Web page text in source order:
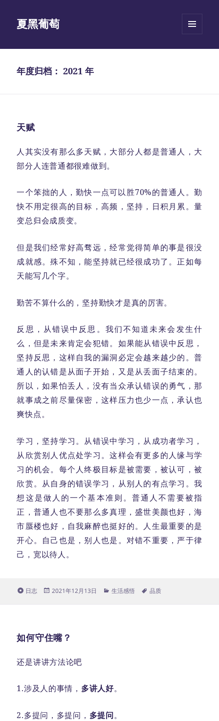
夏黑葡萄
挂件
年度归档：2021 年
天赋
人其实没有那么多天赋，大部分人都是普通人，大
部分人连普通都很难做到。
一个笨拙的人，勤快一点可以胜70%的普通人。勤
快不用定很高的目标，高频，坚持，日积月累。量
变总归会成质变。
但是我们经常好高骛远，经常觉得简单的事是很没
成就感。殊不知，能坚持就已经很成功了。正如每
天能写几个字。
勤苦不算什么的，坚持勤快才是真的厉害。
反思，从错误中反思。我们不知道未来会发生什
么，但是未来肯定会犯错。如果能从错误中反思，
坚持反思，这样自我的漏洞必定会越来越少的。普
通人的认错是从面子开始，又是从丢面子结束的。
所以，如果怕丢人，没有当众承认错误的勇气，那
就事成之前尽量保密，这样压力也少一点，承认也
爽快点。
学习，坚持学习。从错误中学习，从成功者学习，
从欣赏别人优点处学习。这样会有更多的人缘与学
习的机会。每个人终极目标是被需要，被认可，被
欣赏。从自身的错误学习，从别人的有点学习。我
想这是做人的一个基本准则。普通人不需要被指
正，普通人也不要那么多真理，盛世美颜也好，海
市蜃楼也好，自我麻醉也挺好的。人生最重要的是
开心。自己也是，别人也是。对错不重要，严于律
己，宽以待人。
格
日志
发
2021年12月13日
分
生活感悟
标
品质
如何守住嘴？
还是讲讲方法论吧
1.涉及人的事情， 多讲人好。
2.多提问，多提问， 多提问。